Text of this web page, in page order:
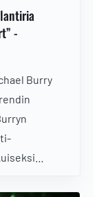
-
Burry